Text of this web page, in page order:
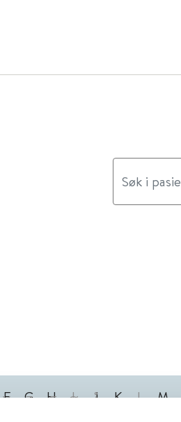
F G H I J K L M
Y Z Æ Ø Å